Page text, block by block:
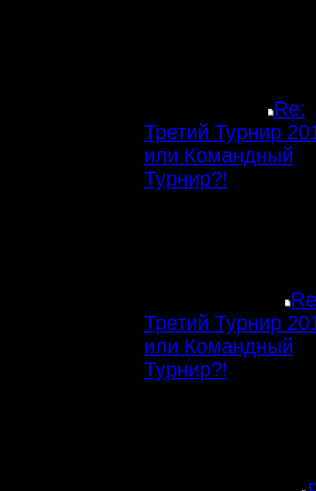
Re:
Третий Турнир
или Командный
Турнир?!
Третий Турнир
или Командный
Турнир?!